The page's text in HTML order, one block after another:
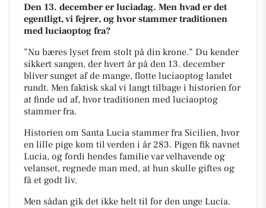
Den 13. december er luciadag. Men hvad er det
egentligt, vi fejrer, og hvor stammer traditionen
med luciaoptog fra?
”Nu bæres lyset frem stolt på din krone.” Du kender
sikkert sangen, der hvert år på den 13. december
bliver sunget af de mange, flotte luciaoptog landet
rundt. Men faktisk skal vi langt tilbage i historien for
at finde ud af, hvor traditionen med luciaoptog
stammer fra.
Historien om Santa Lucia stammer fra Sicilien, hvor
en lille pige kom til verden i år 283. Pigen fik navnet
Lucia, og fordi hendes familie var velhavende og
velanset, regnede man med, at hun skulle giftes og
få et godt liv.
Men sådan gik det ikke helt til for den unge Lucia.